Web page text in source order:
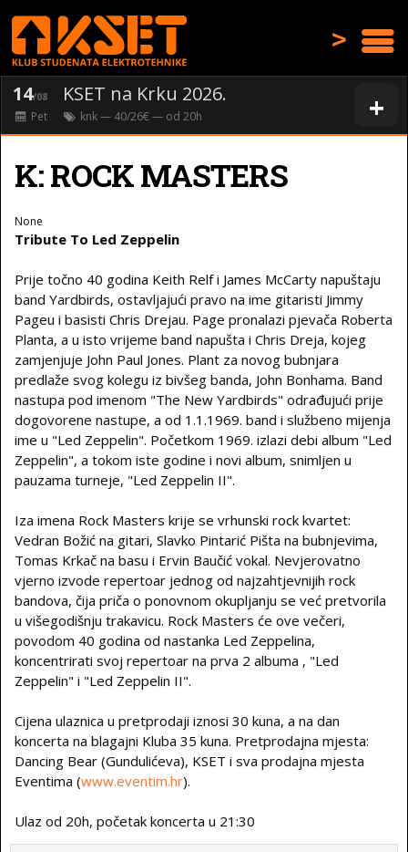
>
+
14/08 KSET na Krku 2026.
Pet knk— 40/26€ — od 20h
K: ROCK MASTERS
None
Tribute To Led Zeppelin
Prije točno 40 godina Keith Relf i James McCarty napuštaju
band Yardbirds, ostavljajući pravo na ime gitaristi Jimmy
Pageu i basisti Chris Drejau. Page pronalazi pjevača Roberta
Planta, a u isto vrijeme band napušta i Chris Dreja, kojeg
zamjenjuje John Paul Jones. Plant za novog bubnjara
predlaže svog kolegu iz bivšeg banda, John Bonhama. Band
nastupa pod imenom "The New Yardbirds" odrađujući prije
dogovorene nastupe, a od 1.1.1969. band i službeno mijenja
ime u "Led Zeppelin". Početkom 1969. izlazi debi album "Led
Zeppelin", a tokom iste godine i novi album, snimljen u
pauzama turneje, "Led Zeppelin II".
Iza imena Rock Masters krije se vrhunski rock kvartet:
Vedran Božić na gitari, Slavko Pintarić Pišta na bubnjevima,
Tomas Krkač na basu i Ervin Baučić vokal. Nevjerovatno
vjerno izvode repertoar jednog od najzahtjevnijih rock
bandova, čija priča o ponovnom okupljanju se već pretvorila
u višegodišnju trakavicu. Rock Masters će ove večeri,
povodom 40 godina od nastanka Led Zeppelina,
koncentrirati svoj repertoar na prva 2 albuma , "Led
Zeppelin" i "Led Zeppelin II".
Cijena ulaznica u pretprodaji iznosi 30 kuna, a na dan
koncerta na blagajni Kluba 35 kuna. Pretprodajna mjesta:
Dancing Bear (Gundulićeva), KSET i sva prodajna mjesta
Eventima (www.eventim.hr).
Ulaz od 20h, početak koncerta u 21:30